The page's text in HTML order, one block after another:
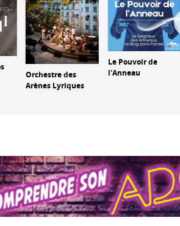
Orchestre des
Arènes Lyriques
Le Pouvoir de
l'Anneau